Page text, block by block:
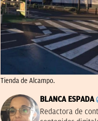
Tienda de Alcampo.
BLANCA ESPADA
Redactora de